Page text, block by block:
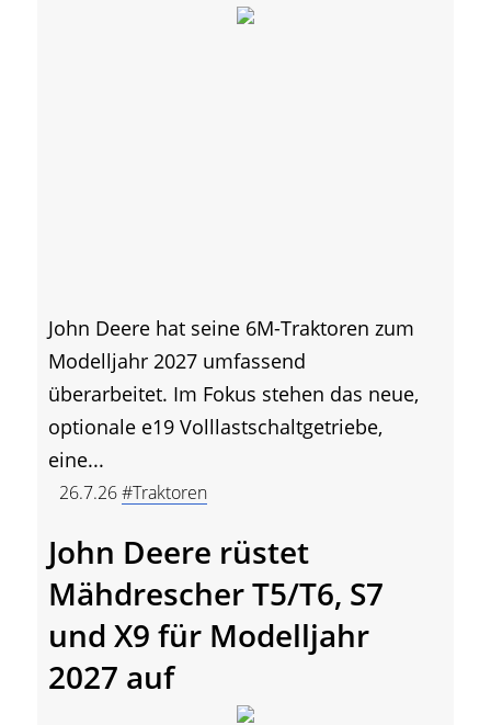
John Deere hat seine 6M-Traktoren zum
Modelljahr 2027 umfassend
überarbeitet. Im Fokus stehen das neue,
optionale e19 Volllastschaltgetriebe,
eine...
26.7.26#Traktoren
John Deere rüstet
Mähdrescher T5/T6, S7
und X9 für Modelljahr
2027 auf